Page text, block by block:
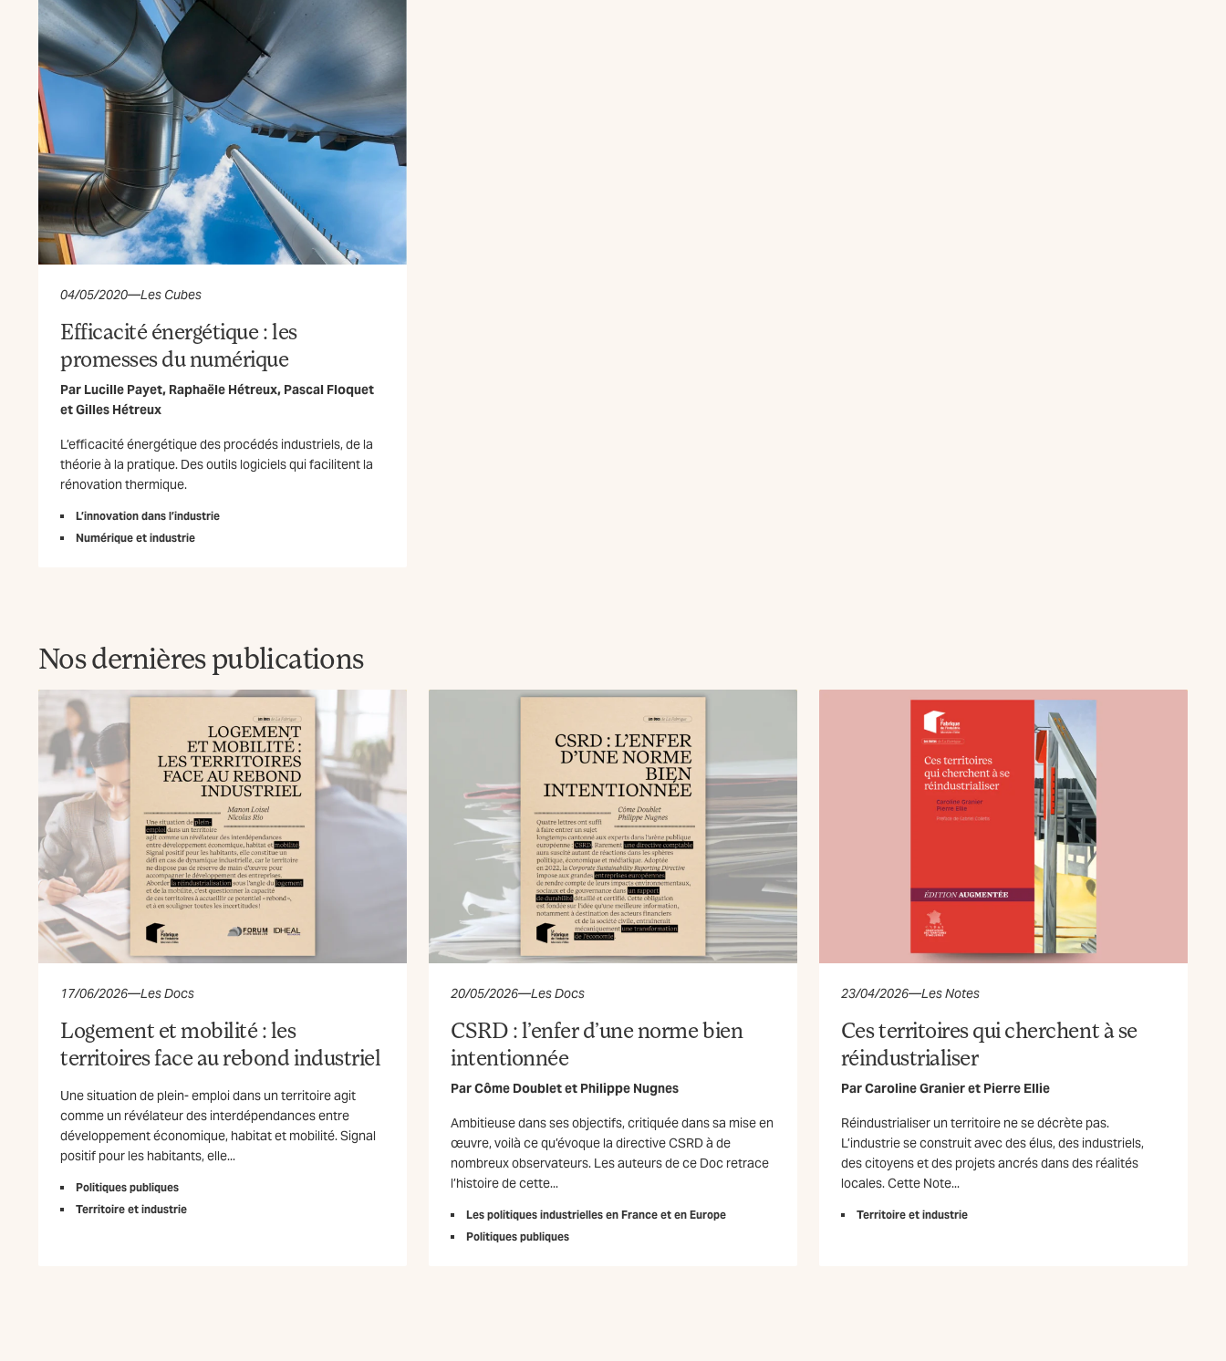
04/05/2020—Les Cubes
Efficacité énergétique : les
promesses du numérique
Par Lucille Payet, Raphaële Hétreux, Pascal Floquet
etGilles Hétreux
L’efficacité énergétique des procédés industriels, de la
théorie à la pratique. Des outils logiciels qui facilitent la
rénovation thermique.
L’innovation dans l’industrie
Numérique et industrie
Nos dernières publications
17/06/2026—Les Docs
Logement et mobilité : les
territoires face au rebond industriel
Une situation de plein- emploi dans un territoire agit
comme un révélateur des interdépendances entre
développement économique, habitat et mobilité. Signal
positif pour les habitants, elle...
Politiques publiques
Territoire et industrie
20/05/2026—Les Docs
CSRD : l’enfer d’une norme bien
intentionnée
ParCôme Doubletet Philippe Nugnes
Ambitieuse dans ses objectifs, critiquée dans sa mise en
œuvre, voilà ce qu’évoque la directive CSRD à de
nombreux observateurs. Les auteurs de ce Doc retrace
l’histoire de cette...
Les politiques industrielles en France et en Europe
Politiques publiques
23/04/2026—Les Notes
Ces territoires qui cherchent à se
réindustrialiser
ParCaroline Granieret Pierre Ellie
Réindustrialiser un territoire ne se décrète pas.
L’industrie se construit avec des élus, des industriels,
des citoyens et des projets ancrés dans des réalités
locales. Cette Note...
Territoire et industrie